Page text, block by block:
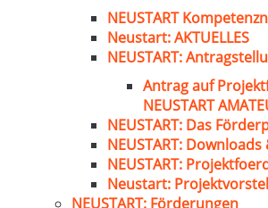
NEUSTART
Neustart: AKTUELLES
NEUSTART:
Antrag auf
NEUSTART
NEUSTART: Das
NEUSTART:
NEUSTART:
Neustart:
NEUSTART: Förderungen